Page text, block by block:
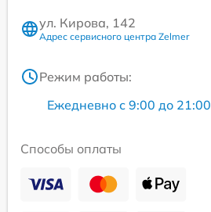
ул. Кирова, 142
Адрес сервисного центра Zelmer
Режим работы:
Ежедневно с 9:00 до 21:00
Способы оплаты